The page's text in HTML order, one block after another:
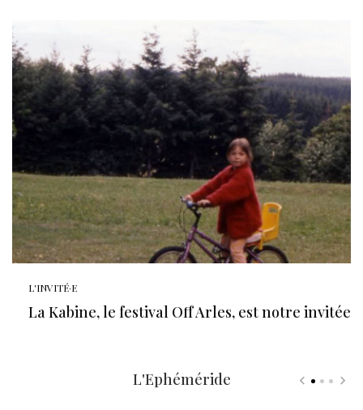
L'INVITÉ·E
La Kabine, le festival Off Arles, est notre invitée
L'Ephéméride